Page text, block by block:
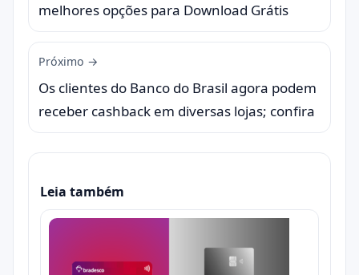
melhores opções para Download Grátis
Próximo →
Os clientes do Banco do Brasil agora podem
receber cashback em diversas lojas; confira
Leia também